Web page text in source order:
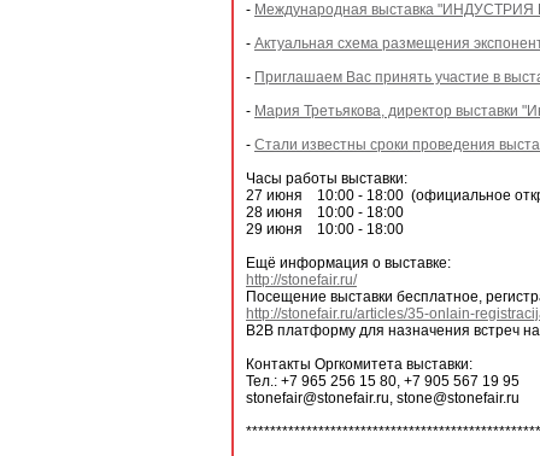
- Международная выставка "ИНДУСТРИЯ
- Актуальная схема размещения
- Приглашаем Вас принять участие в
- Мария Третьякова, директор выставки
- Стали известны сроки проведения
Часы работы выставки:
27 июня 10:00 - 18:00 (официальное
28 июня 10:00 - 18:00
29 июня 10:00 - 18:00
Ещё информация о выставке:
http://stonefair.ru/
Посещение выставки бесплатное,
http://stonefair.ru/articles/35-onlain-
B2B платформу для назначения встреч
Контакты Оргкомитета выставки:
Тел.: +7 965 256 15 80, +7 905 567 19 95
stonefair@stonefair.ru, stone@stonefair.ru